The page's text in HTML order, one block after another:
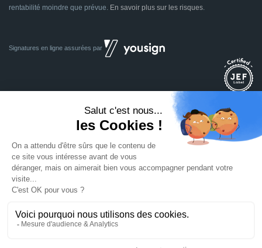
rentabilité moindre que prévue. En savoir plus sur les risques
Signatures en ligne assurées par
Tous droits réservés 2014 - 2026
Conçu avec à Euratechnologies 59000 Lille
Mentions légales CGU CGV Confidentialité
Mettre à jour les préférences des cookies